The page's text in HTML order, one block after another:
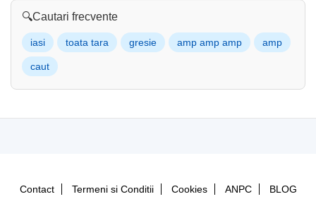
🔍Cautari frecvente
iasi toata tara gresie amp amp amp amp
caut
Contact Termeni si Conditii Cookies ANPC BLOG